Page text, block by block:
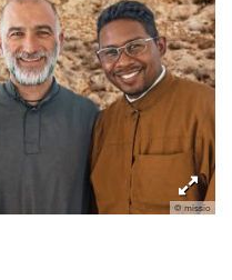
© missio